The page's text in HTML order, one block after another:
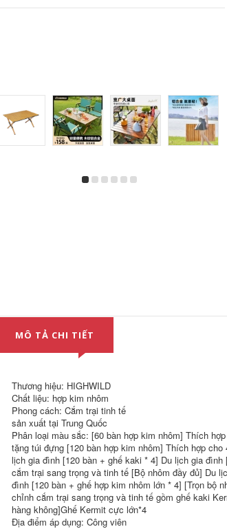
bộ bàn ghế gấp gọn
thông minh
HighWild Trứng
Cuộn Bàn Cắm Trại
Ngoài Trời Thiết Bị
Cung Cấp Bàn Ghế
ăn xếp gọn bộ bàn
HighWild ghế gấp
ngoài trời ghế mặt
trăng ghế cắm trại
câu cá di động dã
bộ bàn ghế an
thông minh gấp gọn
539,000
HighWild Ghế Gấp
Ngoài Trời Kermit
Ghế Cắm Trại Dã
Ngoại Bộ Bàn Ghế
Nhỏ Mazar Câu Cá
Phân Di Động bàn
ghế ăn gấp gọn bàn
ghế gấp gọn
415,000
HighWild
bàn ghế bộ
cuộn ngoài
gấp di
nhôm dã
liệu siêu
HighWild
hợp kim
động dã
nhỏ bộ
bộ bàn
gọn ghế
gọn
1,212,000
bàn ăn
HighWild
Trời Gấp
MÔ TẢ CHI TIẾT
Thương hiệu: HIGHWILD
Chất liệu: hợp kim nhôm
Phong cách: Cắm trại tinh tế
sản xuất tại Trung Quốc
Phân loại màu sắc: [60 bàn hợp kim nhôm] Thích
tặng túi đựng [120 bàn hợp kim nhôm] Thích hợp
lịch gia đình [120 bàn + ghế kaki * 4] Du lịch gia
cắm trại sang trọng và tinh tế [Bộ nhôm đầy đủ] Du
đình [120 bàn + ghế hợp kim nhôm lớn * 4] [Trọn bộ
chỉnh cắm trại sang trọng và tinh tế gồm ghế kaki
hàng không]Ghế Kermit cực lớn*4
Địa điểm áp dụng: Công viên